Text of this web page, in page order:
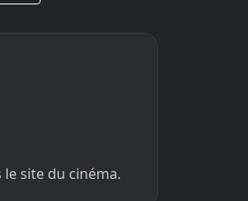
site du cinéma.